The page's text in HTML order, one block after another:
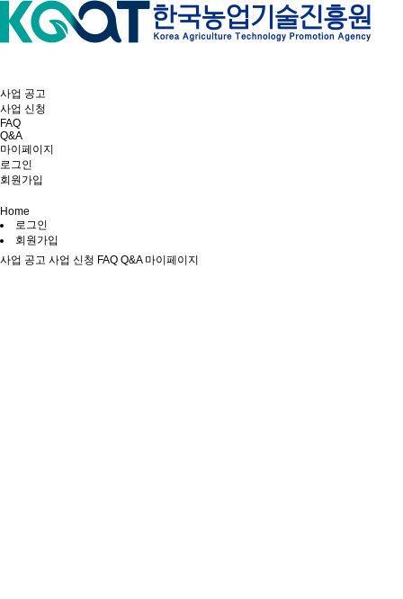
사업 공고
사업 신청
FAQ
Q&A
마이페이지
로그인
회원가입
Home
로그인
회원가입
사업 공고 사업 신청 FAQ Q&A 마이페이지